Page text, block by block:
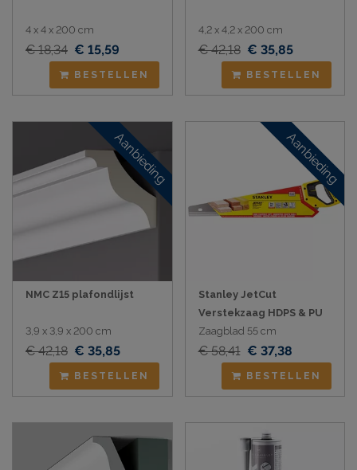
4 x 4 x 200 cm
€ 18,34 € 15,59
BESTELLEN
4,2 x 4,2 x 200 cm
€ 42,18 € 35,85
BESTELLEN
Aanbieding
NMC Z15 plafondlijst
3,9 x 3,9 x 200 cm
€ 42,18 € 35,85
BESTELLEN
Aanbieding
Stanley JetCut
Verstekzaag HDPS & PU
Zaagblad 55 cm
€ 58,41 € 37,38
BESTELLEN